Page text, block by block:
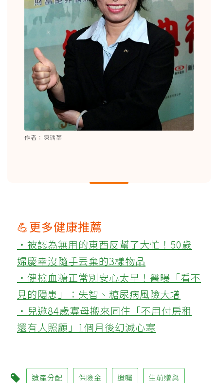
作者：陳瑀莘
💪更多健康推薦
‧被認為無用的東西反幫了大忙！50歲
婦慶幸沒隨手丟棄的3樣物品
‧健檢血糖正常別安心太早！醫曝「看不
見的隱患」：失智、糖尿病風險大增
‧兒邀84歲寡母搬來同住「不用付房租
還有人照顧」1個月後幻滅心寒
遺產分配 保險金 遺囑 生前贈與